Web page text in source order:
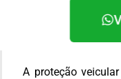
A proteção